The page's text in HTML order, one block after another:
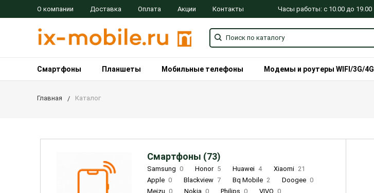
О компании Доставка Оплата Акции Контакты Часы работы: с 10.00 до 19.00
Смартфоны Планшеты Мобильные телефоны Модемы и роутеры WIFI/3G/4G
Главная Каталог
Смартфоны (73)
Samsung 0 Honor 5 Huawei 4 Xiaomi 21
Apple 0 Blackview 7 Bq Mobile 2 Doogee 0
Meizu 0 Nokia 0 Philips 0 VIVO 0